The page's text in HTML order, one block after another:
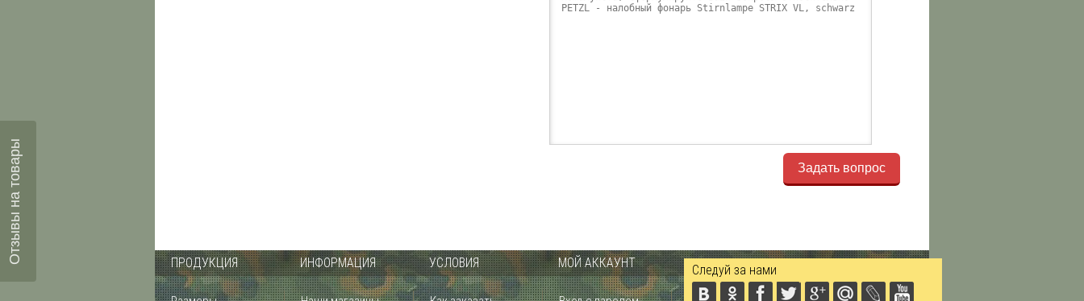
Задать вопрос
ПРОДУКЦИЯ ИНФОРМАЦИЯ УСЛОВИЯ МОЙ АККАУНТ Следуй за нами
Отзывы на товары